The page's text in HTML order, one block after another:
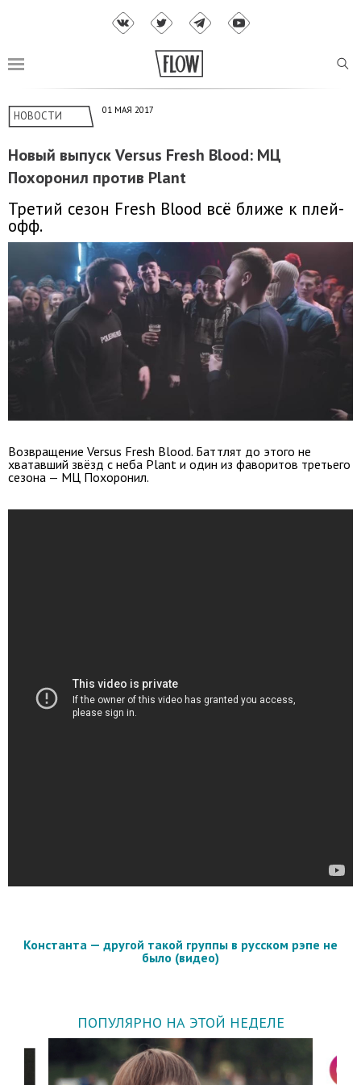
НОВОСТИ 01 МАЯ 2017
Новый выпуск Versus Fresh Blood: МЦ
Похоронил против Plant
Третий сезон Fresh Blood всё ближе к плей-
офф.
Возвращение Versus Fresh Blood. Баттлят до этого не
хватавший звёзд с неба Plant и один из фаворитов третьего
сезона — МЦ Похоронил.
Константа — другой такой группы в русском рэпе не
было (видео)
ПОПУЛЯРНО НА ЭТОЙ НЕДЕЛЕ